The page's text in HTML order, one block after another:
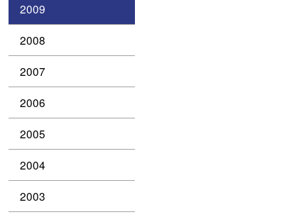
2009
2008
2007
2006
2005
2004
2003